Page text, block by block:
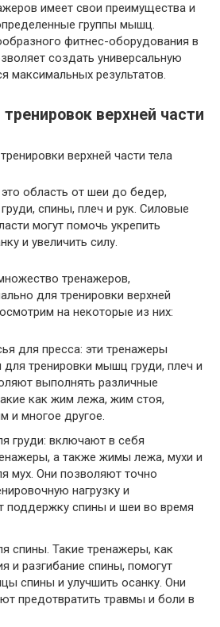
имеет свои преимущества и
группы мышц.
фитнес-оборудования в
создать универсальную
максимальных результатов.
верхней части
область от шеи до бедер,
спины, плеч и рук. Силовые
могут помочь укрепить
и увеличить силу.
тренажеров,
для тренировки верхней
на некоторые из них:
для пресса: эти тренажеры
для тренировки мышц груди, плеч и
выполнять различные
как жим лежа, жим стоя,
и многое другое.
груди: включают в себя
а также жимы лежа, мухи и
мух. Они позволяют точно
нагрузку и
поддержку спины и шеи во время
спины. Такие тренажеры, как
и разгибание спины, помогут
спины и улучшить осанку. Они
предотвратить травмы и боли в